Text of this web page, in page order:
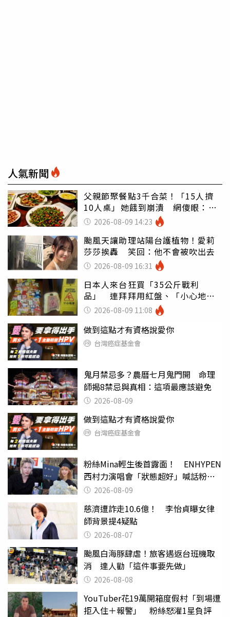
人氣新聞
父親節聚餐點3千合菜！「15人擠
10人桌」她餓到崩潰 網傻眼：讓
店家看笑話
2026-08-09 14:23
颱風天讓助理站陽台護植物！愛莉
莎莎挨轟 笑回：他不會被吹出去
2026-08-09 16:31
日本人來台狂買「35公斤戰利
品」 連拜拜用紅盤、「小心地
滑」告示牌也帶回家
2026-08-09 11:08
做到這點才有資格說愛你
台灣癌症基金會
鬼月禁忌多？農曆七月鬼門開 命理
師揭8禁忌與真相：這項最應該避免
2026-08-09
做到這點才有資格說愛你
台灣癌症基金會
粉絲Mina輕生後首露面！ ENHYPEN
西村力演唱會「狀態超好」喊話粉
絲：我們心意相通
2026-08-09
慈濟遭詐走10.6億！ 李怡貞曝女律
師背景提4疑點
2026-08-07
颱風白海豚肆虐！旅客遇返台班機取
消 達人勸「這件事要先做」
2026-08-08
YouTuber花19萬開箱度假村「到場遭
拒入住＋報警」 粉絲怒灌1星負評